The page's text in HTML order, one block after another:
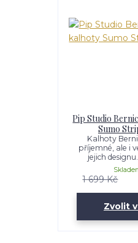
Pip Studio
Sumo
Kalhoty
příjemné, ale i
jejich
1 699 Kč
Zvolit